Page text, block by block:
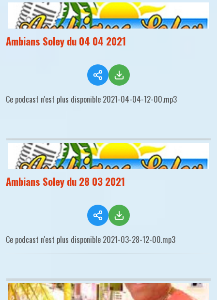
Ambians Soley du 04 04 2021
Ce podcast n'est plus disponible 2021-04-04-12-00.mp3
Ambians Soley du 28 03 2021
Ce podcast n'est plus disponible 2021-03-28-12-00.mp3